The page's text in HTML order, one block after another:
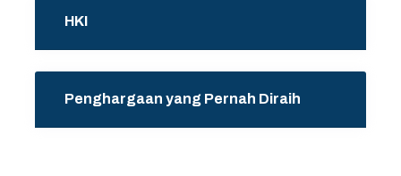
HKI
Penghargaan yang Pernah Diraih